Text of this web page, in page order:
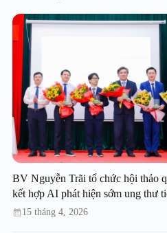
BV Nguyễn Trãi tổ chức hội thảo
kết hợp AI phát hiện sớm ung thư
15 tháng 4, 2026